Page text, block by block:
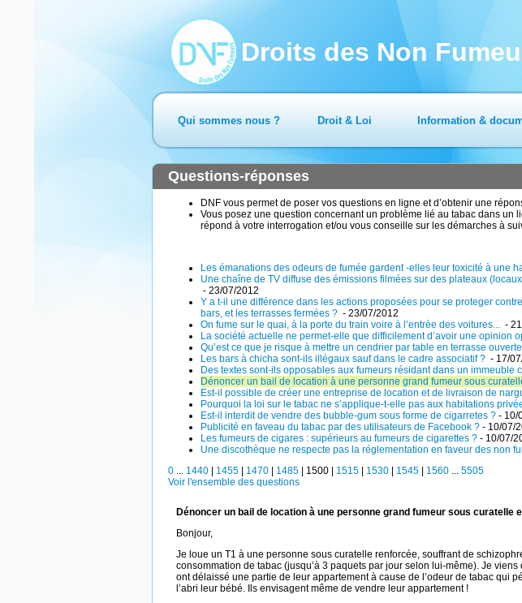
Droits des Non
Qui sommes nous ? Droit & Loi Information &
DNF vous permet de poser vos questions en ligne et d’obtenir une
Vous posez une question concernant un problème lié au tabac dans un
répond à votre interrogation et/ou vous conseille sur les démarches à
Questions-réponses
Les émanations des odeurs de fumée gardent -elles leur toxicité à une
Une chaîne de TV diffuse des émissions filmées sur des plateaux
- 23/07/2012
Y a t-il une différence dans les actions proposées pour se proteger
bars, et les terrasses fermées ? - 23/07/2012
On fume sur le quai, à la porte du train voire à l’entrée des voitures... -
La société actuelle ne permet-elle que difficilement d’avoir une opinion
Qu’est ce que je risque à mettre un cendrier par table en terrasse
Les bars à chicha sont-ils illégaux sauf dans le cadre associatif ? - 17/
Des textes sont-ils opposables aux fumeurs résidant dans un immeuble
Dénoncer un bail de location à une personne grand fumeur sous
Est-il possible de créer une entreprise de location et de livraison de
Pourquoi la loi sur le tabac ne s’applique-t-elle pas aux habitations
Est-il interdit de vendre des bubble-gum sous forme de cigarretes ? - 10/
Publicité en faveau du tabac par des utilisateurs de Facebook ? - 10/07/
Les fumeurs de cigares : supérieurs au fumeurs de cigarettes ? - 10/07/
Une discothèque ne respecte pas la réglementation en faveur des non
0 ... 1440 1455 1470 1485 1500 1515 1530 1545 1560 ... 5505
Voir l'ensemble des questions
Dénoncer un bail de location à une personne grand fumeur sous curatelle
Bonjour,
Je loue un T1 à une personne sous curatelle renforcée, souffrant de
consommation de tabac (jusqu’à 3 paquets par jour selon lui-même). Je
ont délaissé une partie de leur appartement à cause de l’odeur de tabac qui
l’abri leur bébé. Ils envisagent même de vendre leur appartement !